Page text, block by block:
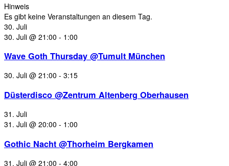
Hinweis
Es gibt keine Veranstaltungen an diesem Tag.
30. Juli
30. Juli @ 21:00 - 1:00
Wave Goth Thursday @Tumult München
30. Juli @ 21:00 - 3:15
Düsterdisco @Zentrum Altenberg Oberhausen
31. Juli
31. Juli @ 20:00 - 1:00
Gothic Nacht @Thorheim Bergkamen
31. Juli @ 21:00 - 4:00